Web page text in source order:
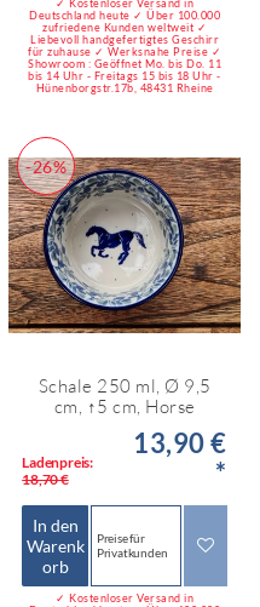
✓ Kostenloser Versand in
Deutschland heute ✓ Über 100.000
zufriedene Kunden weltweit ✓
Liebevoll handgefertigtes Geschirr
für zuhause ✓ Werksnahe Preise ✓
Showroom : Geöffnet Mo. bis Do. 11
bis 14 Uhr - Freitags 15 bis 18 Uhr -
Hünenborgstr.17b, 48431 Rheine
-26%
Schale 250 ml, Ø 9,5
cm, ↑5 cm, Horse
Ladenpreis:
18,70 €
13,90 €
*
In den
Warenk
orb
Preise für
Privatkunden
✓ Kostenloser Versand in